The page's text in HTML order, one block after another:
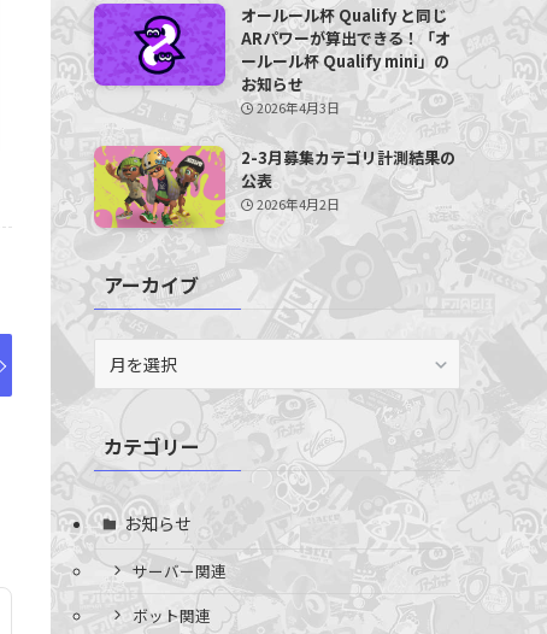
オールール杯 Qualify と同じ
ARパワーが算出できる！「オ
ールール杯 Qualify mini」の
お知らせ
2026年4月3日
2-3月募集カテゴリ計測結果の
公表
2026年4月2日
アーカイブ
ー
ブカテゴリー
お知らせ
サーバー関連
ボット関連